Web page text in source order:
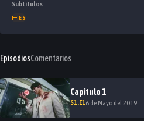
Subtítulos
ES
EpisodiosComentarios
Capitulo 1
S1.E16 de Mayo del 2019